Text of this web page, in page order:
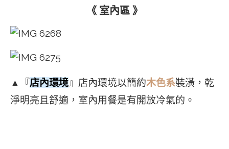
《 室內區 》
▲『店內環境』店內環境以簡約木色系裝潢，乾
淨明亮且舒適，室內用餐是有開放冷氣的。